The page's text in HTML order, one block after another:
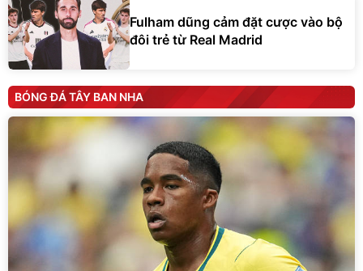
Fulham dũng cảm đặt cược vào bộ
đôi trẻ từ Real Madrid
BÓNG ĐÁ TÂY BAN NHA